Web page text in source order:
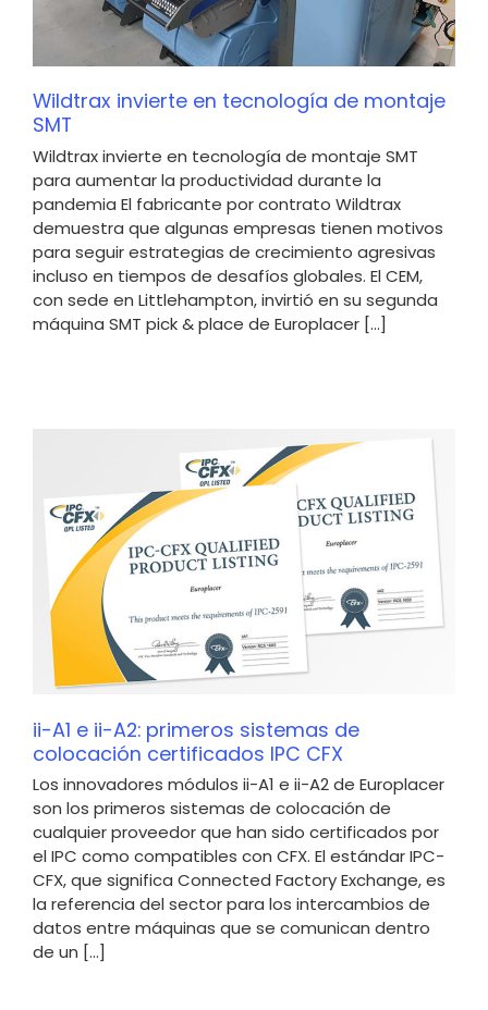
Wildtrax invierte en tecnología de montaje
SMT
Wildtrax invierte en tecnología de montaje SMT
para aumentar la productividad durante la
pandemia El fabricante por contrato Wildtrax
demuestra que algunas empresas tienen motivos
para seguir estrategias de crecimiento agresivas
incluso en tiempos de desafíos globales. El CEM,
con sede en Littlehampton, invirtió en su segunda
máquina SMT pick & place de Europlacer [...]
ii-A1 e ii-A2: primeros sistemas de
colocación certificados IPC CFX
Los innovadores módulos ii-A1 e ii-A2 de Europlacer
son los primeros sistemas de colocación de
cualquier proveedor que han sido certificados por
el IPC como compatibles con CFX. El estándar IPC-
CFX, que significa Connected Factory Exchange, es
la referencia del sector para los intercambios de
datos entre máquinas que se comunican dentro
de un [...]